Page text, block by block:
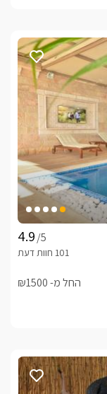
/5
החל מ- ₪1500